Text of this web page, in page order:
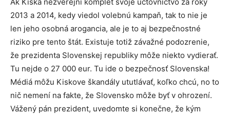
2013 a 2014, kedy viedol volebnú kampaň, tak to nie je
len jeho osobná arogancia, ale je to aj bezpečnostné
riziko pre tento štát. Existuje totiž závažné podozrenie,
že prezidenta Slovenskej republiky môže niekto vydierať.
Tu nejde o 27 000 eur. Tu ide o bezpečnosť Slovenska!
Médiá môžu Kiskove škandály ututlávať, koľko chcú, no to
nič nemení na fakte, že Slovensko môže byť v ohrození.
Vážený pán prezident, uvedomte si konečne, že kým